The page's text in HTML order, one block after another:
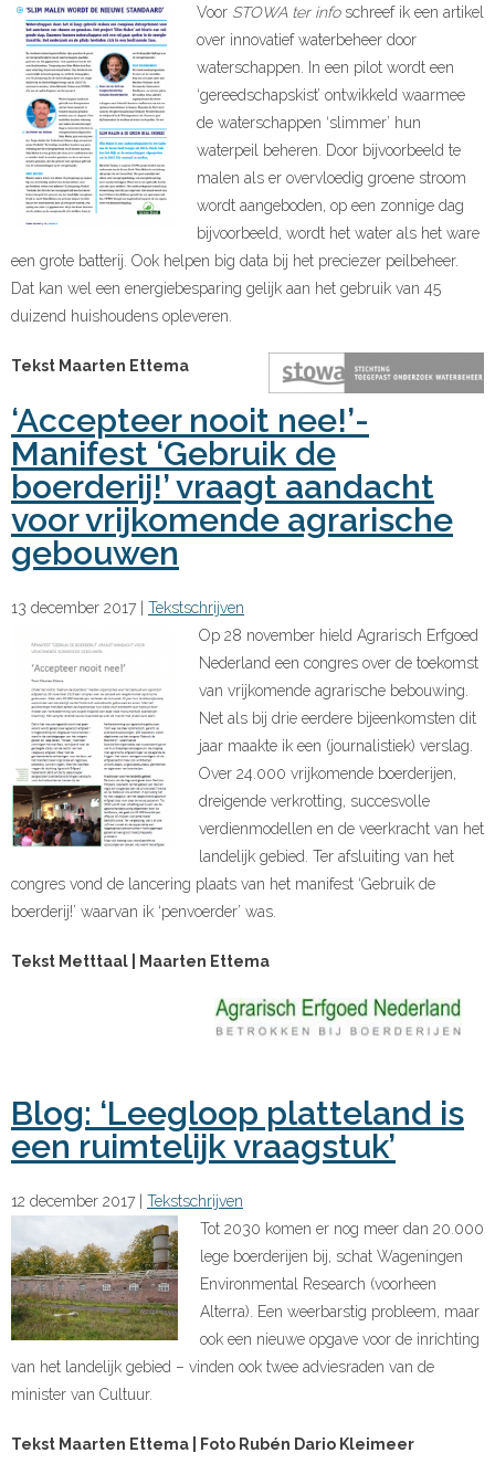
Voor STOWA ter infoschreef ik een artikel
over innovatief waterbeheer door
waterschappen. In een pilot wordt een
‘gereedschapskist’ ontwikkeld waarmee
de waterschappen ‘slimmer’ hun
waterpeil beheren. Door bijvoorbeeld te
malen als er overvloedig groene stroom
wordt aangeboden, op een zonnige dag
bijvoorbeeld, wordt het water als het ware
een grote batterij. Ook helpen big data bij het preciezer peilbeheer.
Dat kan wel een energiebesparing gelijk aan het gebruik van 45
duizend huishoudens opleveren.
Tekst Maarten Ettema
‘Accepteer nooit nee!’-
Manifest ‘Gebruik de
boerderij!’ vraagt aandacht
voor vrijkomende agrarische
gebouwen
13 december 2017
Tekstschrijven
Op 28 november hield Agrarisch Erfgoed
Nederland een congres over de toekomst
van vrijkomende agrarische bebouwing.
Net als bij drie eerdere bijeenkomsten dit
jaar maakte ik een (journalistiek) verslag.
Over 24.000 vrijkomende boerderijen,
dreigende verkrotting, succesvolle
verdienmodellen en de veerkracht van het
landelijk gebied. Ter afsluiting van het
congres vond de lancering plaats van het manifest ‘Gebruik de
boerderij!’ waarvan ik ‘penvoerder’ was.
Tekst Metttaal | Maarten Ettema
Blog: ‘Leegloop platteland is
een ruimtelijk vraagstuk’
12 december 2017
Tekstschrijven
Tot 2030 komen er nog meer dan 20.000
lege boerderijen bij, schat Wageningen
Environmental Research (voorheen
Alterra). Een weerbarstig probleem, maar
ook een nieuwe opgave voor de inrichting
van het landelijk gebied – vinden ook twee adviesraden van de
minister van Cultuur.
Tekst Maarten Ettema | Foto Rubén Dario Kleimeer